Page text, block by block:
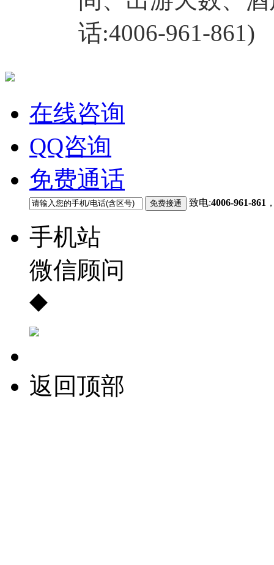
话:4006-961-861)
在线咨询
QQ咨询
免费通话
致电:4006-961-861
手机站
微信顾问
◆
返回顶部